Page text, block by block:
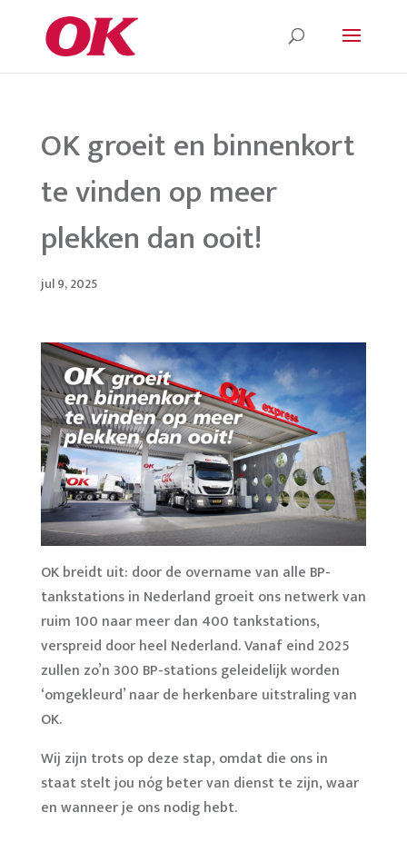
OK groeit en binnenkort
te vinden op meer
plekken dan ooit!
jul 9, 2025
OK breidt uit: door de overname van alle BP-
tankstations in Nederland groeit ons netwerk van
ruim 100 naar meer dan 400 tankstations,
verspreid door heel Nederland. Vanaf eind 2025
zullen zo’n 300 BP-stations geleidelijk worden
‘omgekleurd’ naar de herkenbare uitstraling van
OK.
Wij zijn trots op deze stap, omdat die ons in
staat stelt jou nóg beter van dienst te zijn, waar
en wanneer je ons nodig hebt.